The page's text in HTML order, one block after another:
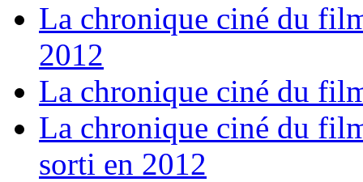
La chronique ciné du
2012
La chronique ciné du
La chronique ciné du
sorti en 2012